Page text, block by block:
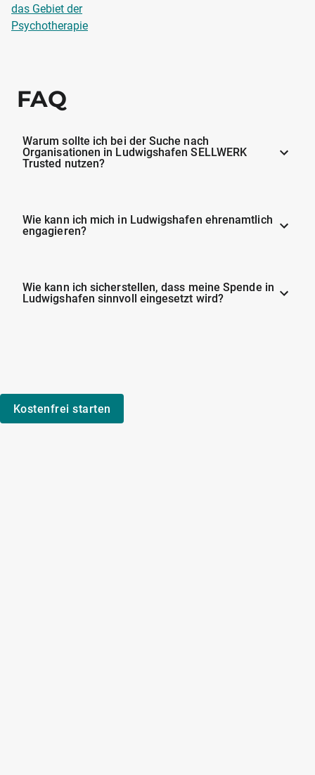
das Gebiet der
Psychotherapie
FAQ
Warum sollte ich bei der Suche nach
Organisationen in Ludwigshafen SELLWERK
Trusted nutzen?
Wie kann ich mich in Ludwigshafen ehrenamtlich
engagieren?
Wie kann ich sicherstellen, dass meine Spende in
Ludwigshafen sinnvoll eingesetzt wird?
Kostenfrei starten